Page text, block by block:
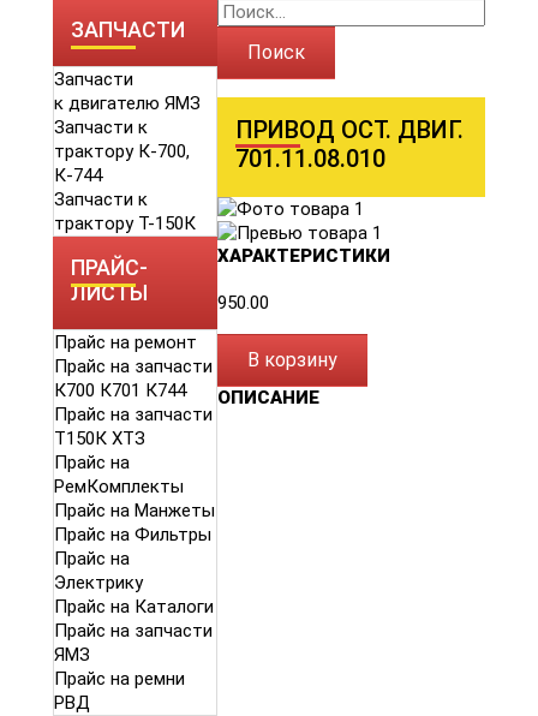
ЗАПЧАСТИ
Запчасти
к двигателю ЯМЗ
Запчасти к
трактору К-700,
К-744
Запчасти к
трактору Т-150К
ПРАЙС-
ЛИСТЫ
Прайс на ремонт
Прайс на запчасти
К700 К701 К744
Прайс на запчасти
Т150К ХТЗ
Прайс на
РемКомплекты
Прайс на Манжеты
Прайс на Фильтры
Прайс на
Электрику
Прайс на Каталоги
Прайс на запчасти
ЯМЗ
Прайс на ремни
РВД
Поиск
ПРИВОД ОСТ. ДВИГ.
701.11.08.010
ХАРАКТЕРИСТИКИ
950.00
В корзину
ОПИСАНИЕ